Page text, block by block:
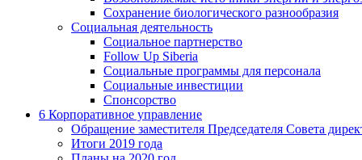
Сохранение биологического разнообразия
Социальная деятельность
Социальное партнерство
Follow Up Siberia
Социальные программы для персонала
Социальные инвестиции
Спонсорство
6 Корпоративное управление
Обращение заместителя Председателя Совета
Итоги 2019 года